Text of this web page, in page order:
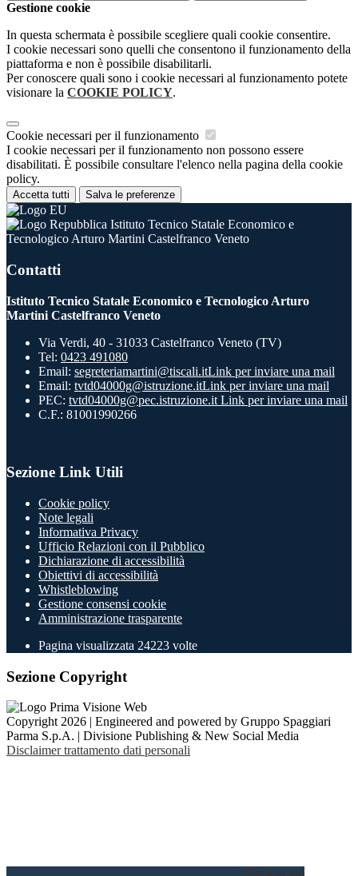
Gestione cookie
In questa schermata è possibile scegliere quali cookie consentire.
I cookie necessari sono quelli che consentono il funzionamento della
piattaforma e non è possibile disabilitarli.
Per conoscere quali sono i cookie necessari al funzionamento potete
visionare la COOKIE POLICY.
Cookie necessari per il funzionamento
I cookie necessari per il funzionamento non possono essere
disabilitati. È possibile consultare l'elenco nella pagina della cookie
policy.
Accetta tutti Salva le preferenze
Istituto Tecnico Statale Economico e
Tecnologico Arturo Martini Castelfranco Veneto
Contatti
Istituto Tecnico Statale Economico e Tecnologico Arturo
Martini Castelfranco Veneto
Via Verdi, 40 - 31033 Castelfranco Veneto (TV)
Tel: 0423 491080
Email: segreteriamartini@tiscali.itLink per inviare una mail
Email: tvtd04000g@istruzione.itLink per inviare una mail
PEC: tvtd04000g@pec.istruzione.it Link per inviare una mail
C.F.: 81001990266
Sezione Link Utili
Cookie policy
Note legali
Informativa Privacy
Ufficio Relazioni con il Pubblico
Dichiarazione di accessibilità
Obiettivi di accessibilità
Whistleblowing
Gestione consensi cookie
Amministrazione trasparente
Pagina visualizzata 24223 volte
Sezione Copyright
Copyright 2026 | Engineered and powered by Gruppo Spaggiari
Parma S.p.A. | Divisione Publishing & New Social Media
Disclaimer trattamento dati personali